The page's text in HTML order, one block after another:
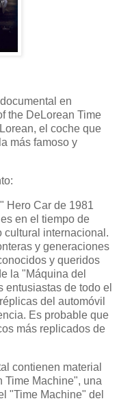
en
the DeLorean Time
el coche que
más famoso y
Hero Car de 1981
en el tiempo de
cultural internacional.
y generaciones
y queridos
la "Máquina del
de todo el
del automóvil
Es probable que
más replicados de
contienen material
Time Machine", una
"Time Machine" del